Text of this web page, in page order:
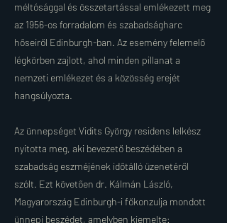
méltósággal és összetartással emlékezett meg
az 1956-os forradalom és szabadságharc
hőseiről Edinburgh-ban. Az esemény felemelő
légkörben zajlott, ahol minden pillanat a
nemzeti emlékezet és a közösség erejét
hangsúlyozta.
Az ünnepséget Vidits György residens lelkész
nyitotta meg, aki bevezető beszédében a
szabadság eszméjének időtálló üzenetéről
szólt. Ezt követően dr. Kálmán László,
Magyarország Edinburgh-i főkonzulja mondott
ünnepi beszédet, amelyben kiemelte: